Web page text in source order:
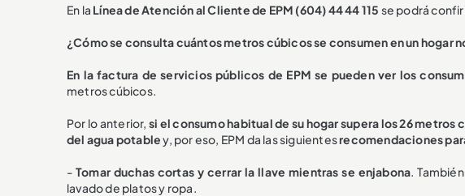
En la Línea de Atención al Cliente de EPM (604) 44 44 115 se podrá
¿Cómo se consulta cuántos metros cúbicos se consumen en un hogar
En la factura de servicios públicos de EPM se pueden ver los
metros cúbicos.
Por lo anterior, si el consumo habitual de su hogar supera los 26
del agua potabley, por eso, EPM da las siguientesrecomendaciones
-Tomar duchas cortas y cerrar la llave mientras se enjabona.
lavado de platos y ropa.